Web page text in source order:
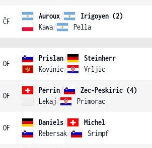
ČF
Auroux/
Irigoyen (2)
Kawa/ Pella
OF
Prislan/
Steinherr
Kovinic/ Vrljic
OF
Perrin/
Zec-Peskiric (4)
Lekaj/ Primorac
OF
Daniels/
Michel
Rebersak/ Srimpf